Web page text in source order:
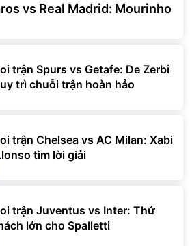
vs Real Madrid: Mourinho
trận Spurs vs Getafe: De Zerbi
trì chuỗi trận hoàn hảo
trận Chelsea vs AC Milan: Xabi
tìm lời giải
trận Juventus vs Inter: Thử
lớn cho Spalletti